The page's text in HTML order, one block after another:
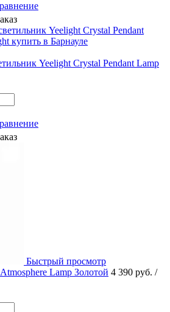
Yeelight Crystal Pendant Lamp
Быстрый просмотр
Lamp Золотой 4 390 руб. /